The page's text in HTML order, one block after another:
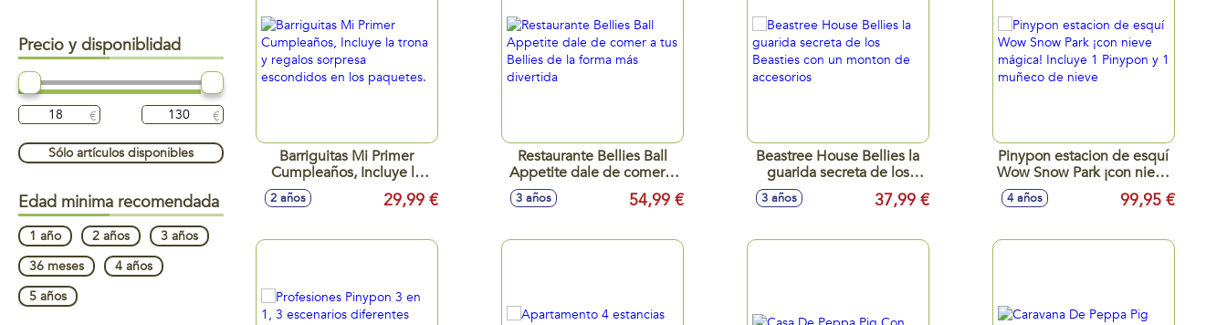
Barriguitas Mi Primer
Cumpleaños, Incluye la
trona y regalos sorpresa
escondidos en los
2 años 29,99 €
Restaurante Bellies Ball
Appetite dale de comer a
tus Bellies de la forma más
3 años 54,99 €
Beastree House Bellies la
guarida secreta de los
Beasties con un monton
de accesorios
3 años 37,99 €
Pinypon estacion de esquí
Wow Snow Park ¡con nieve
mágica! Incluye 1 Pinypon
y 1 muñeco de nieve
4 años 99,95 €
Precio y disponiblidad
Sólo artículos disponibles
Edad minima recomendada
1 año 2 años
3 años
36 meses
4 años
5 años